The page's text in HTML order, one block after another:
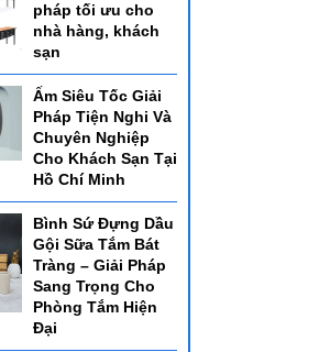
pháp tối ưu cho
nhà hàng, khách
sạn
Ấm Siêu Tốc Giải
Pháp Tiện Nghi Và
Chuyên Nghiệp
Cho Khách Sạn Tại
Hồ Chí Minh
Bình Sứ Đựng Dầu
Gội Sữa Tắm Bát
Tràng – Giải Pháp
Sang Trọng Cho
Phòng Tắm Hiện
Đại